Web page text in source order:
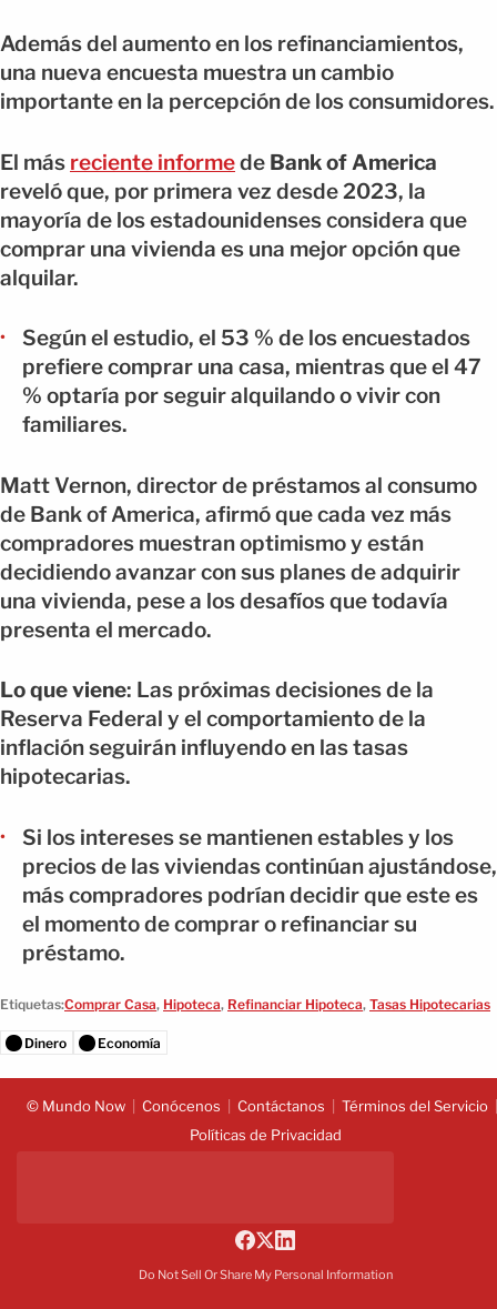
Además del aumento en los refinanciamientos,
una nueva encuesta muestra un cambio
importante en la percepción de los consumidores.
El más reciente informede Bank of America
reveló que, por primera vez desde 2023, la
mayoría de los estadounidenses considera que
comprar una vivienda es una mejor opción que
alquilar.
Según el estudio, el 53 % de los encuestados
prefiere comprar una casa, mientras que el 47
% optaría por seguir alquilando o vivir con
familiares.
Matt Vernon, director de préstamos al consumo
de Bank of America, afirmó que cada vez más
compradores muestran optimismo y están
decidiendo avanzar con sus planes de adquirir
una vivienda, pese a los desafíos que todavía
presenta el mercado.
Lo que viene: Las próximas decisiones de la
Reserva Federal y el comportamiento de la
inflación seguirán influyendo en las tasas
hipotecarias.
Si los intereses se mantienen estables y los
precios de las viviendas continúan ajustándose,
más compradores podrían decidir que este es
el momento de comprar o refinanciar su
préstamo.
Etiquetas:Comprar Casa, Hipoteca, Refinanciar Hipoteca, Tasas Hipotecarias
Dinero Economía
© Mundo Now Conócenos Contáctanos
Términos del Servicio
Políticas de Privacidad
Do Not Sell Or Share My Personal Information